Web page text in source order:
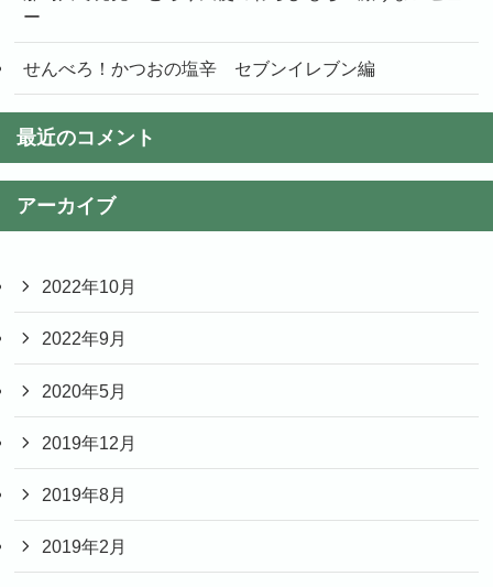
ー
せんべろ！かつおの塩辛 セブンイレブン編
最近のコメント
アーカイブ
2022年10月
2022年9月
2020年5月
2019年12月
2019年8月
2019年2月